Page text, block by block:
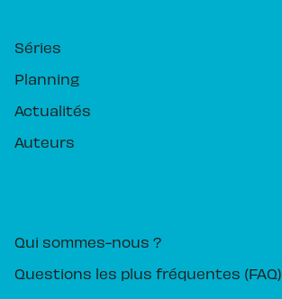
Séries
Planning
Actualités
Auteurs
Qui sommes-nous ?
Questions les plus fréquentes (FAQ)